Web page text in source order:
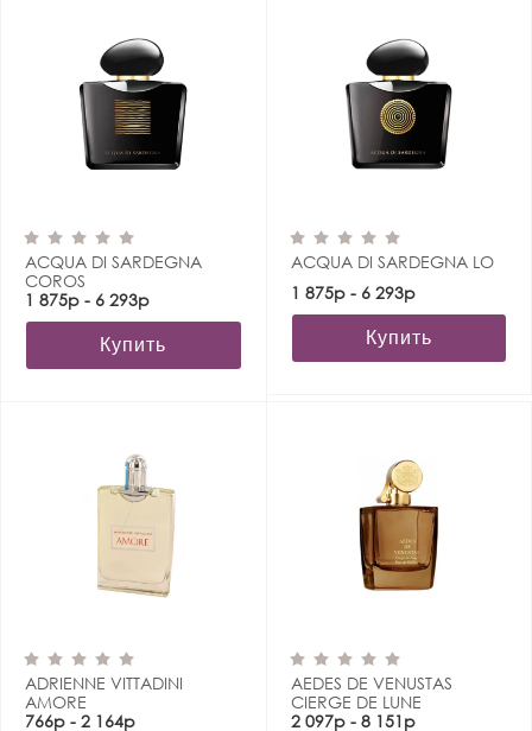
ACQUA DI SARDEGNA
COROS
1 875р - 6 293р
Купить
ACQUA DI SARDEGNA LO
1 875р - 6 293р
Купить
ADRIENNE VITTADINI
AMORE
766р - 2 164р
AEDES DE VENUSTAS
CIERGE DE LUNE
2 097р - 8 151р